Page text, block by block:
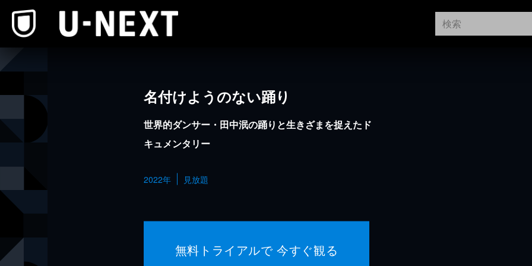
名付けようのない踊り
世界的ダンサー・田中泯の踊りと生きざまを捉えたド
キュメンタリー
2022年 見放題
無料トライアルで 今すぐ観る